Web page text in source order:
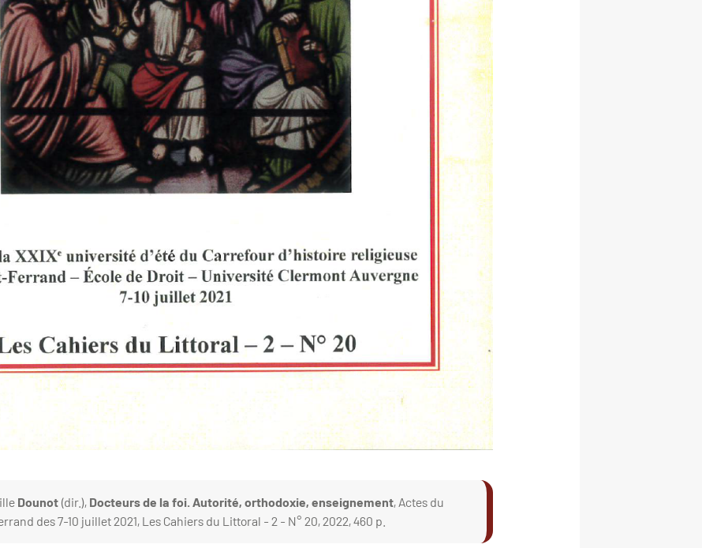
Dounot (dir.), Docteurs de la foi. Autorité, orthodoxie, enseignement, Actes du
des 7-10 juillet 2021, Les Cahiers du Littoral - 2 - N° 20, 2022, 460 p.